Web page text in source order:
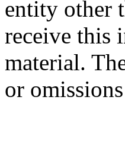
entity other
receive this
material.
or